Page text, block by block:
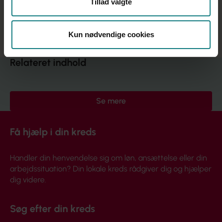
Tillad valgte
Kun nødvendige cookies
Læs regeringens udspil til forebyggelse af vold på
Relateret indhold
Se mere
Få hjælp i din kreds
Handler din henvendelse sig om løn, ansættelse eller din
arbejdssituation? Din lokale kreds rådgiver dig og hjælper
dig videre.
Søg efter din kreds